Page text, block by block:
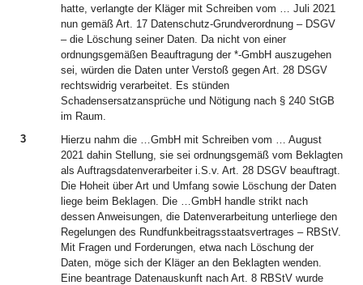
hatte, verlangte der Kläger mit Schreiben vom … Juli 2021
nun gemäß Art. 17 Datenschutz-Grundverordnung – DSGV
– die Löschung seiner Daten. Da nicht von einer
ordnungsgemäßen Beauftragung der *-GmbH auszugehen
sei, würden die Daten unter Verstoß gegen Art. 28 DSGV
rechtswidrig verarbeitet. Es stünden
Schadensersatzansprüche und Nötigung nach § 240 StGB
im Raum.
3
Hierzu nahm die …GmbH mit Schreiben vom … August
2021 dahin Stellung, sie sei ordnungsgemäß vom Beklagten
als Auftragsdatenverarbeiter i.S.v. Art. 28 DSGV beauftragt.
Die Hoheit über Art und Umfang sowie Löschung der Daten
liege beim Beklagen. Die …GmbH handle strikt nach
dessen Anweisungen, die Datenverarbeitung unterliege den
Regelungen des Rundfunkbeitragsstaatsvertrages – RBStV.
Mit Fragen und Forderungen, etwa nach Löschung der
Daten, möge sich der Kläger an den Beklagten wenden.
Eine beantrage Datenauskunft nach Art. 8 RBStV wurde